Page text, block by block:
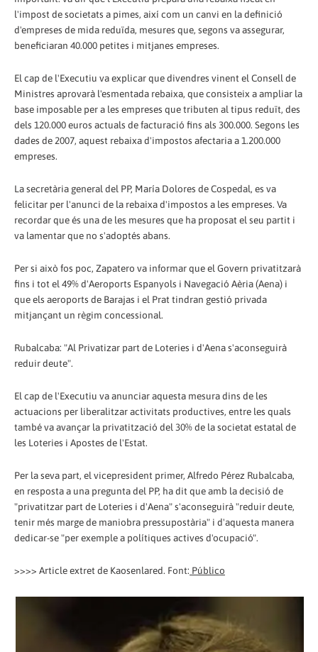
l'impost de societats a pimes, així com un canvi en la definició
d'empreses de mida reduïda, mesures que, segons va assegurar,
beneficiaran 40.000 petites i mitjanes empreses.
El cap de l'Executiu va explicar que divendres vinent el Consell de
Ministres aprovarà l'esmentada rebaixa, que consisteix a ampliar la
base imposable per a les empreses que tributen al tipus reduït, des
dels 120.000 euros actuals de facturació fins als 300.000. Segons les
dades de 2007, aquest rebaixa d'impostos afectaria a 1.200.000
empreses.
La secretària general del PP, María Dolores de Cospedal, es va
felicitar per l'anunci de la rebaixa d'impostos a les empreses. Va
recordar que és una de les mesures que ha proposat el seu partit i
va lamentar que no s'adoptés abans.
Per si això fos poc, Zapatero va informar que el Govern privatitzarà
fins i tot el 49% d'Aeroports Espanyols i Navegació Aèria (Aena) i
que els aeroports de Barajas i el Prat tindran gestió privada
mitjançant un règim concessional.
Rubalcaba: "Al Privatizar part de Loteries i d'Aena s'aconseguirà
reduir deute".
El cap de l'Executiu va anunciar aquesta mesura dins de les
actuacions per liberalitzar activitats productives, entre les quals
també va avançar la privatització del 30% de la societat estatal de
les Loteries i Apostes de l'Estat.
Per la seva part, el vicepresident primer, Alfredo Pérez Rubalcaba,
en resposta a una pregunta del PP, ha dit que amb la decisió de
"privatitzar part de Loteries i d'Aena" s'aconseguirà "reduir deute,
tenir més marge de maniobra pressupostària" i d'aquesta manera
dedicar-se "per exemple a polítiques actives d'ocupació".
>>>> Article extret de Kaosenlared. Font: Público